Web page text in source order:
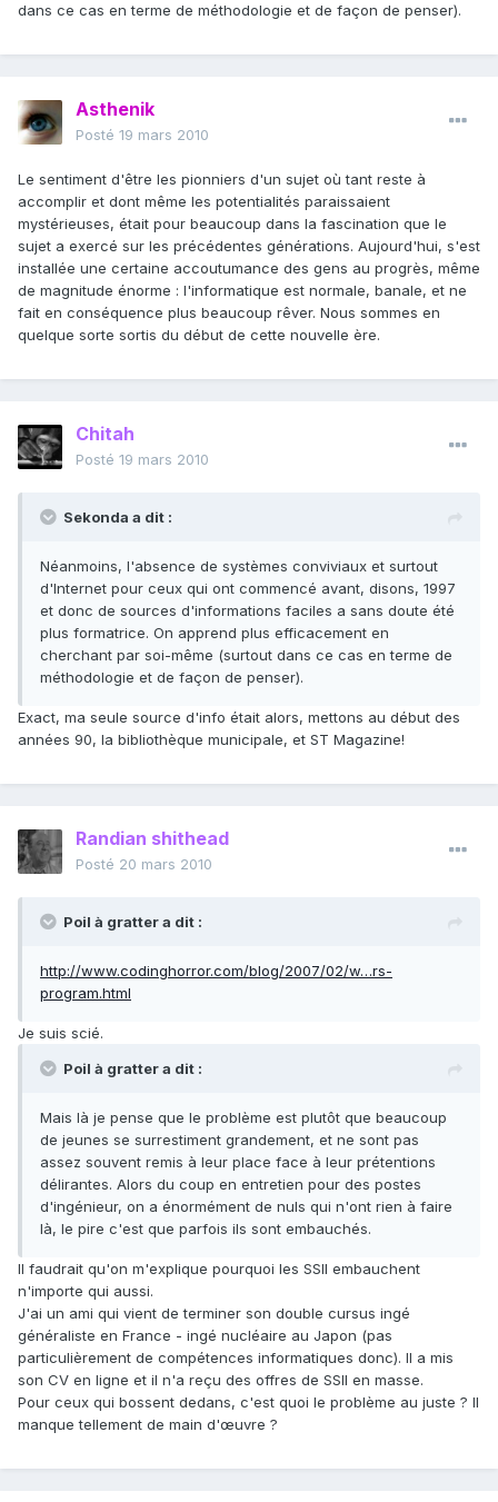
dans ce cas en terme de méthodologie et de façon de penser).
Asthenik
Posté 19 mars 2010
Le sentiment d'être les pionniers d'un sujet où tant reste à
accomplir et dont même les potentialités paraissaient
mystérieuses, était pour beaucoup dans la fascination que le
sujet a exercé sur les précédentes générations. Aujourd'hui, s'est
installée une certaine accoutumance des gens au progrès, même
de magnitude énorme : l'informatique est normale, banale, et ne
fait en conséquence plus beaucoup rêver. Nous sommes en
quelque sorte sortis du début de cette nouvelle ère.
Chitah
Posté 19 mars 2010
Sekonda a dit :
Néanmoins, l'absence de systèmes conviviaux et surtout
d'Internet pour ceux qui ont commencé avant, disons, 1997
et donc de sources d'informations faciles a sans doute été
plus formatrice. On apprend plus efficacement en
cherchant par soi-même (surtout dans ce cas en terme de
méthodologie et de façon de penser).
Exact, ma seule source d'info était alors, mettons au début des
années 90, la bibliothèque municipale, et ST Magazine!
Randian shithead
Posté 20 mars 2010
Poil à gratter a dit :
http://www.codinghorror.com/blog/2007/02/w…rs-
program.html
Je suis scié.
Poil à gratter a dit :
Mais là je pense que le problème est plutôt que beaucoup
de jeunes se surrestiment grandement, et ne sont pas
assez souvent remis à leur place face à leur prétentions
délirantes. Alors du coup en entretien pour des postes
d'ingénieur, on a énormément de nuls qui n'ont rien à faire
là, le pire c'est que parfois ils sont embauchés.
Il faudrait qu'on m'explique pourquoi les SSII embauchent
n'importe qui aussi.
J'ai un ami qui vient de terminer son double cursus ingé
généraliste en France - ingé nucléaire au Japon (pas
particulièrement de compétences informatiques donc). Il a mis
son CV en ligne et il n'a reçu des offres de SSII en masse.
Pour ceux qui bossent dedans, c'est quoi le problème au juste ? Il
manque tellement de main d'œuvre ?